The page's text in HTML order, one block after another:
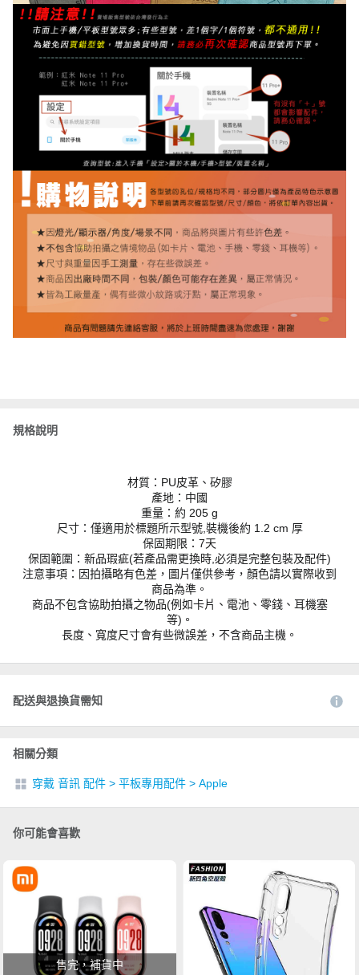
規格說明
材質：PU皮革、矽膠
產地：中國
重量：約 205 g
尺寸：僅適用於標題所示型號,裝機後約 1.2 cm 厚
保固期限：7天
保固範圍：新品瑕疵(若產品需更換時,必須是完整包裝及配件)
注意事項：因拍攝略有色差，圖片僅供參考，顏色請以實際收到
商品為準。
商品不包含協助拍攝之物品(例如卡片、電池、零錢、耳機塞
等)。
長度、寬度尺寸會有些微誤差，不含商品主機。
配送與退換貨需知
相關分類
穿戴 音訊 配件 > 平板專用配件 > Apple
你可能會喜歡
售完，補貨中